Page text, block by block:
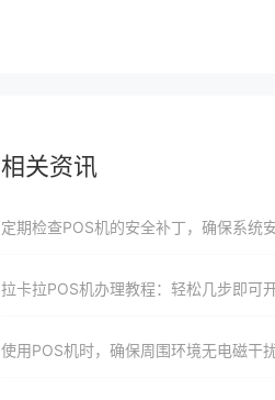
相关资讯
定期检查POS机的安全补丁，确保系统安
拉卡拉POS机办理教程：轻松几步即可开启收银新时代大门并助力商家实
使用POS机时，确保周围环境无电磁干扰